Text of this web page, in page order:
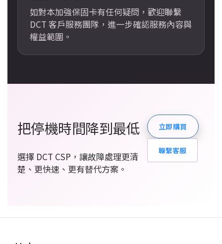
如對本加強保固卡有任何疑問，歡迎聯繫
DCT 客戶服務團隊，進一步確認服務內容與
權益範圍。
把停機時間降到最低
選擇 DCT CSP，讓故障處理更清
楚、更快速、更有替代方案。
立即購買
聯繫客服